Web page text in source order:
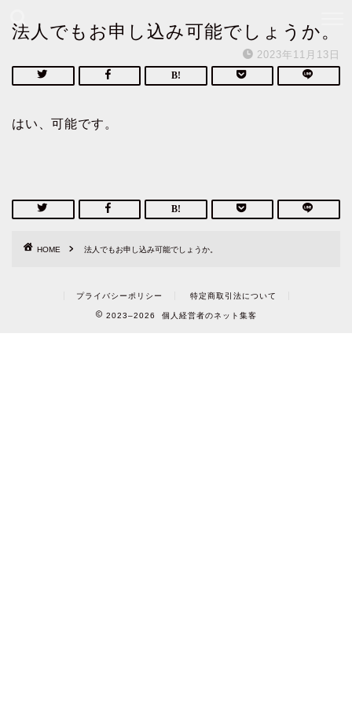
法人でもお申し込み可能でしょうか。
2023年11月13日
はい、可能です。
HOME 法人でもお申し込み可能でしょうか。
プライバシーポリシー 特定商取引法について
2023–2026 個人経営者のネット集客